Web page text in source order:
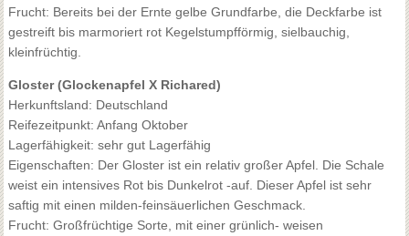
Frucht: Bereits bei der Ernte gelbe Grundfarbe, die Deckfarbe ist
gestreift bis marmoriert rot Kegelstumpfförmig, sielbauchig,
kleinfrüchtig.
Gloster (Glockenapfel X Richared)
Herkunftsland: Deutschland
Reifezeitpunkt: Anfang Oktober
Lagerfähigkeit: sehr gut Lagerfähig
Eigenschaften: Der Gloster ist ein relativ großer Apfel. Die Schale
weist ein intensives Rot bis Dunkelrot -auf. Dieser Apfel ist sehr
saftig mit einen milden-feinsäuerlichen Geschmack.
Frucht: Großfrüchtige Sorte, mit einer grünlich- weisen